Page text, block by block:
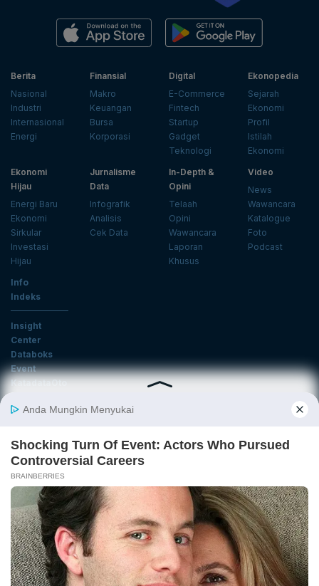
Berita
Nasional
Industri
Internasional
Energi
Finansial
Makro
Keuangan
Bursa
Korporasi
Digital
E-Commerce
Fintech
Startup
Gadget
Teknologi
Ekonopedia
Sejarah
Ekonomi
Profil
Istilah
Ekonomi
Ekonomi
Hijau
Energi Baru
Ekonomi
Sirkular
Investasi
Hijau
Jurnalisme
Data
Infografik
Analisis
Cek Data
In-Depth &
Opini
Telaah
Opini
Wawancara
Laporan
Khusus
Video
News
Wawancara
Katalogue
Foto
Podcast
Info
Indeks
Insight
Center
Databoks
Event
KatadataOto
Email
Daftar
Tentang Katadata Advertising Karier
Pedoman Media Siber
Kebijakan Privasi
Disclaimer
Hubungi Kami
©2026 Katadata. Hak cipta dilindungi Undang-undang.